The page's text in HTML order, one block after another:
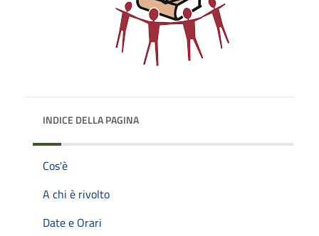
INDICE DELLA PAGINA
Cos'è
A chi è rivolto
Date e Orari